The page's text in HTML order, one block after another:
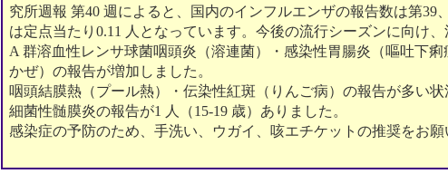
究所週報 第40 週によると、国内のインフルエンザの報告数は第39
は定点当たり0.11 人となっています。今後の流行シーズンに向け、
A 群溶血性レンサ球菌咽頭炎（溶連菌）・感染性胃腸炎（嘔吐下痢
かぜ）の報告が増加しました。
咽頭結膜熱（プール熱）・伝染性紅斑（りんご病）の報告が多い状
細菌性髄膜炎の報告が1 人（15-19 歳）ありました。
感染症の予防のため、手洗い、ウガイ、咳エチケットの推奨をお願